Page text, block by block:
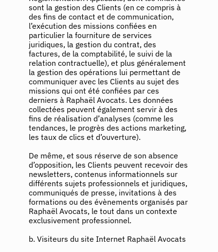
sont la gestion des Clients (en ce compris à
des fins de contact et de communication,
l’exécution des missions confiées en
particulier la fourniture de services
juridiques, la gestion du contrat, des
factures, de la comptabilité, le suivi de la
relation contractuelle), et plus généralement
la gestion des opérations lui permettant de
communiquer avec les Clients au sujet des
missions qui ont été confiées par ces
derniers à Raphaël Avocats. Les données
collectées peuvent également servir à des
fins de réalisation d’analyses (comme les
tendances, le progrès des actions marketing,
les taux de clics et d’ouverture).
De même, et sous réserve de son absence
d’opposition, les Clients peuvent recevoir des
newsletters, contenus informationnels sur
différents sujets professionnels et juridiques,
communiqués de presse, invitations à des
formations ou des évènements organisés par
Raphaël Avocats, le tout dans un contexte
exclusivement professionnel.
b. Visiteurs du site Internet Raphaël Avocats